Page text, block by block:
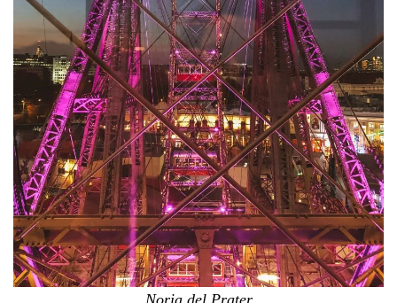
Noria del Prater